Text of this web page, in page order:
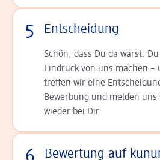
5 Entscheidung
Schön, dass Du da warst.
Ein­druck von uns machen –
tref­fen wir eine
Bewerbung und melden
wieder bei Dir.
Bewertung auf